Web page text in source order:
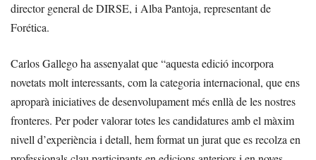
director general de DIRSE, i Alba Pantoja, representant de
Forética.
Carlos Gallego ha assenyalat que “aquesta edició incorpora
novetats molt interessants, com la categoria internacional, que ens
aproparà iniciatives de desenvolupament més enllà de les nostres
fronteres. Per poder valorar totes les candidatures amb el màxim
nivell d’experiència i detall, hem format un jurat que es recolza en